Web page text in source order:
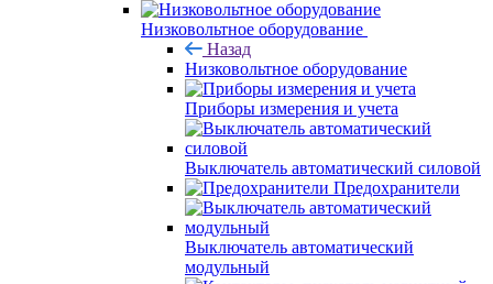
Низковольтное оборудование
Назад
Низковольтное оборудование
Приборы измерения и учета
Выключатель автоматический силовой
Предохранители
Выключатель автоматический
модульный